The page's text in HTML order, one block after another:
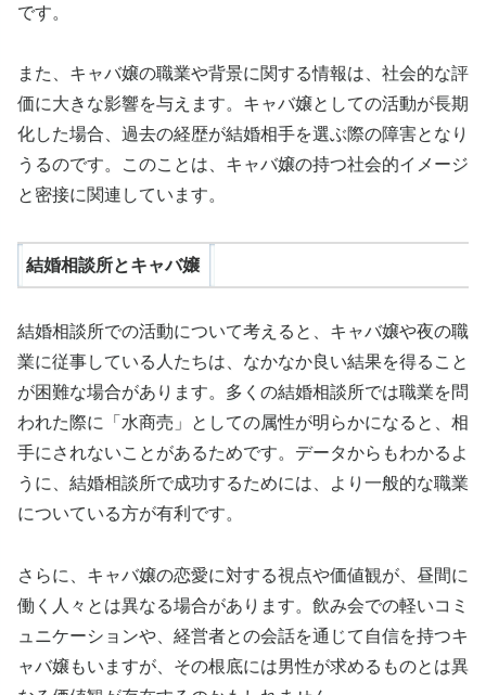
です。
また、キャバ嬢の職業や背景に関する情報は、社会的な評
価に大きな影響を与えます。キャバ嬢としての活動が長期
化した場合、過去の経歴が結婚相手を選ぶ際の障害となり
うるのです。このことは、キャバ嬢の持つ社会的イメージ
と密接に関連しています。
結婚相談所とキャバ嬢
結婚相談所での活動について考えると、キャバ嬢や夜の職
業に従事している人たちは、なかなか良い結果を得ること
が困難な場合があります。多くの結婚相談所では職業を問
われた際に「水商売」としての属性が明らかになると、相
手にされないことがあるためです。データからもわかるよ
うに、結婚相談所で成功するためには、より一般的な職業
についている方が有利です。
さらに、キャバ嬢の恋愛に対する視点や価値観が、昼間に
働く人々とは異なる場合があります。飲み会での軽いコミ
ュニケーションや、経営者との会話を通じて自信を持つキ
ャバ嬢もいますが、その根底には男性が求めるものとは異